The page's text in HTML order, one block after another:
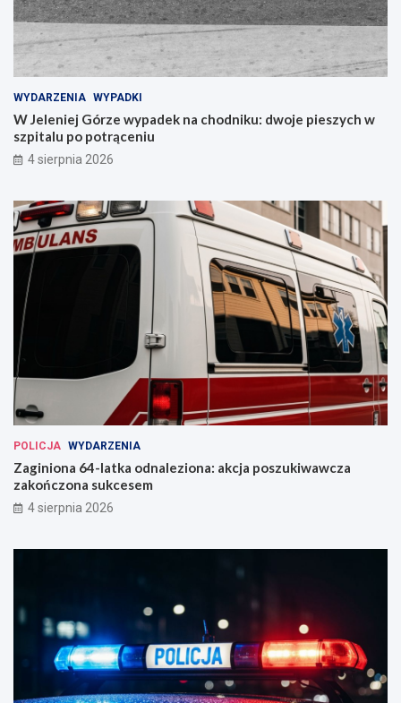
WYDARZENIA WYPADKI
W Jeleniej Górze wypadek na chodniku: dwoje pieszych w
szpitalu po potrąceniu
4 sierpnia 2026
POLICJA WYDARZENIA
Zaginiona 64-latka odnaleziona: akcja poszukiwawcza
zakończona sukcesem
4 sierpnia 2026